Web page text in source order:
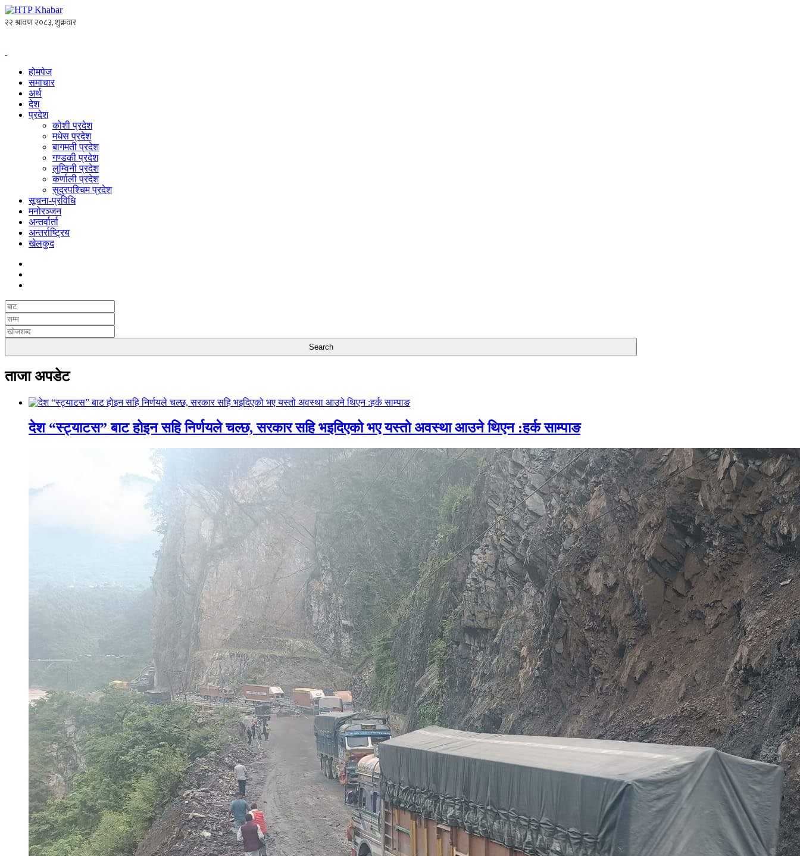
होमपेज
समाचार
अर्थ
देश
प्रदेश
कोशी प्रदेश
मधेस प्रदेश
बागमती प्रदेश
गण्डकी प्रदेश
लुम्विनी प्रदेश
कर्णाली प्रदेश
सुदुरपश्चिम प्रदेश
सूचना-प्रविधि
मनोरञ्जन
अन्तर्वार्ता
अन्तर्राष्ट्रिय
खेलकुद
ताजा अपडेट
देश “स्ट्याटस” बाट होइन सहि निर्णयले चल्छ, सरकार सहि भइदिएको भए यस्तो अवस्था आउने थिएन :हर्क साम्पाङ